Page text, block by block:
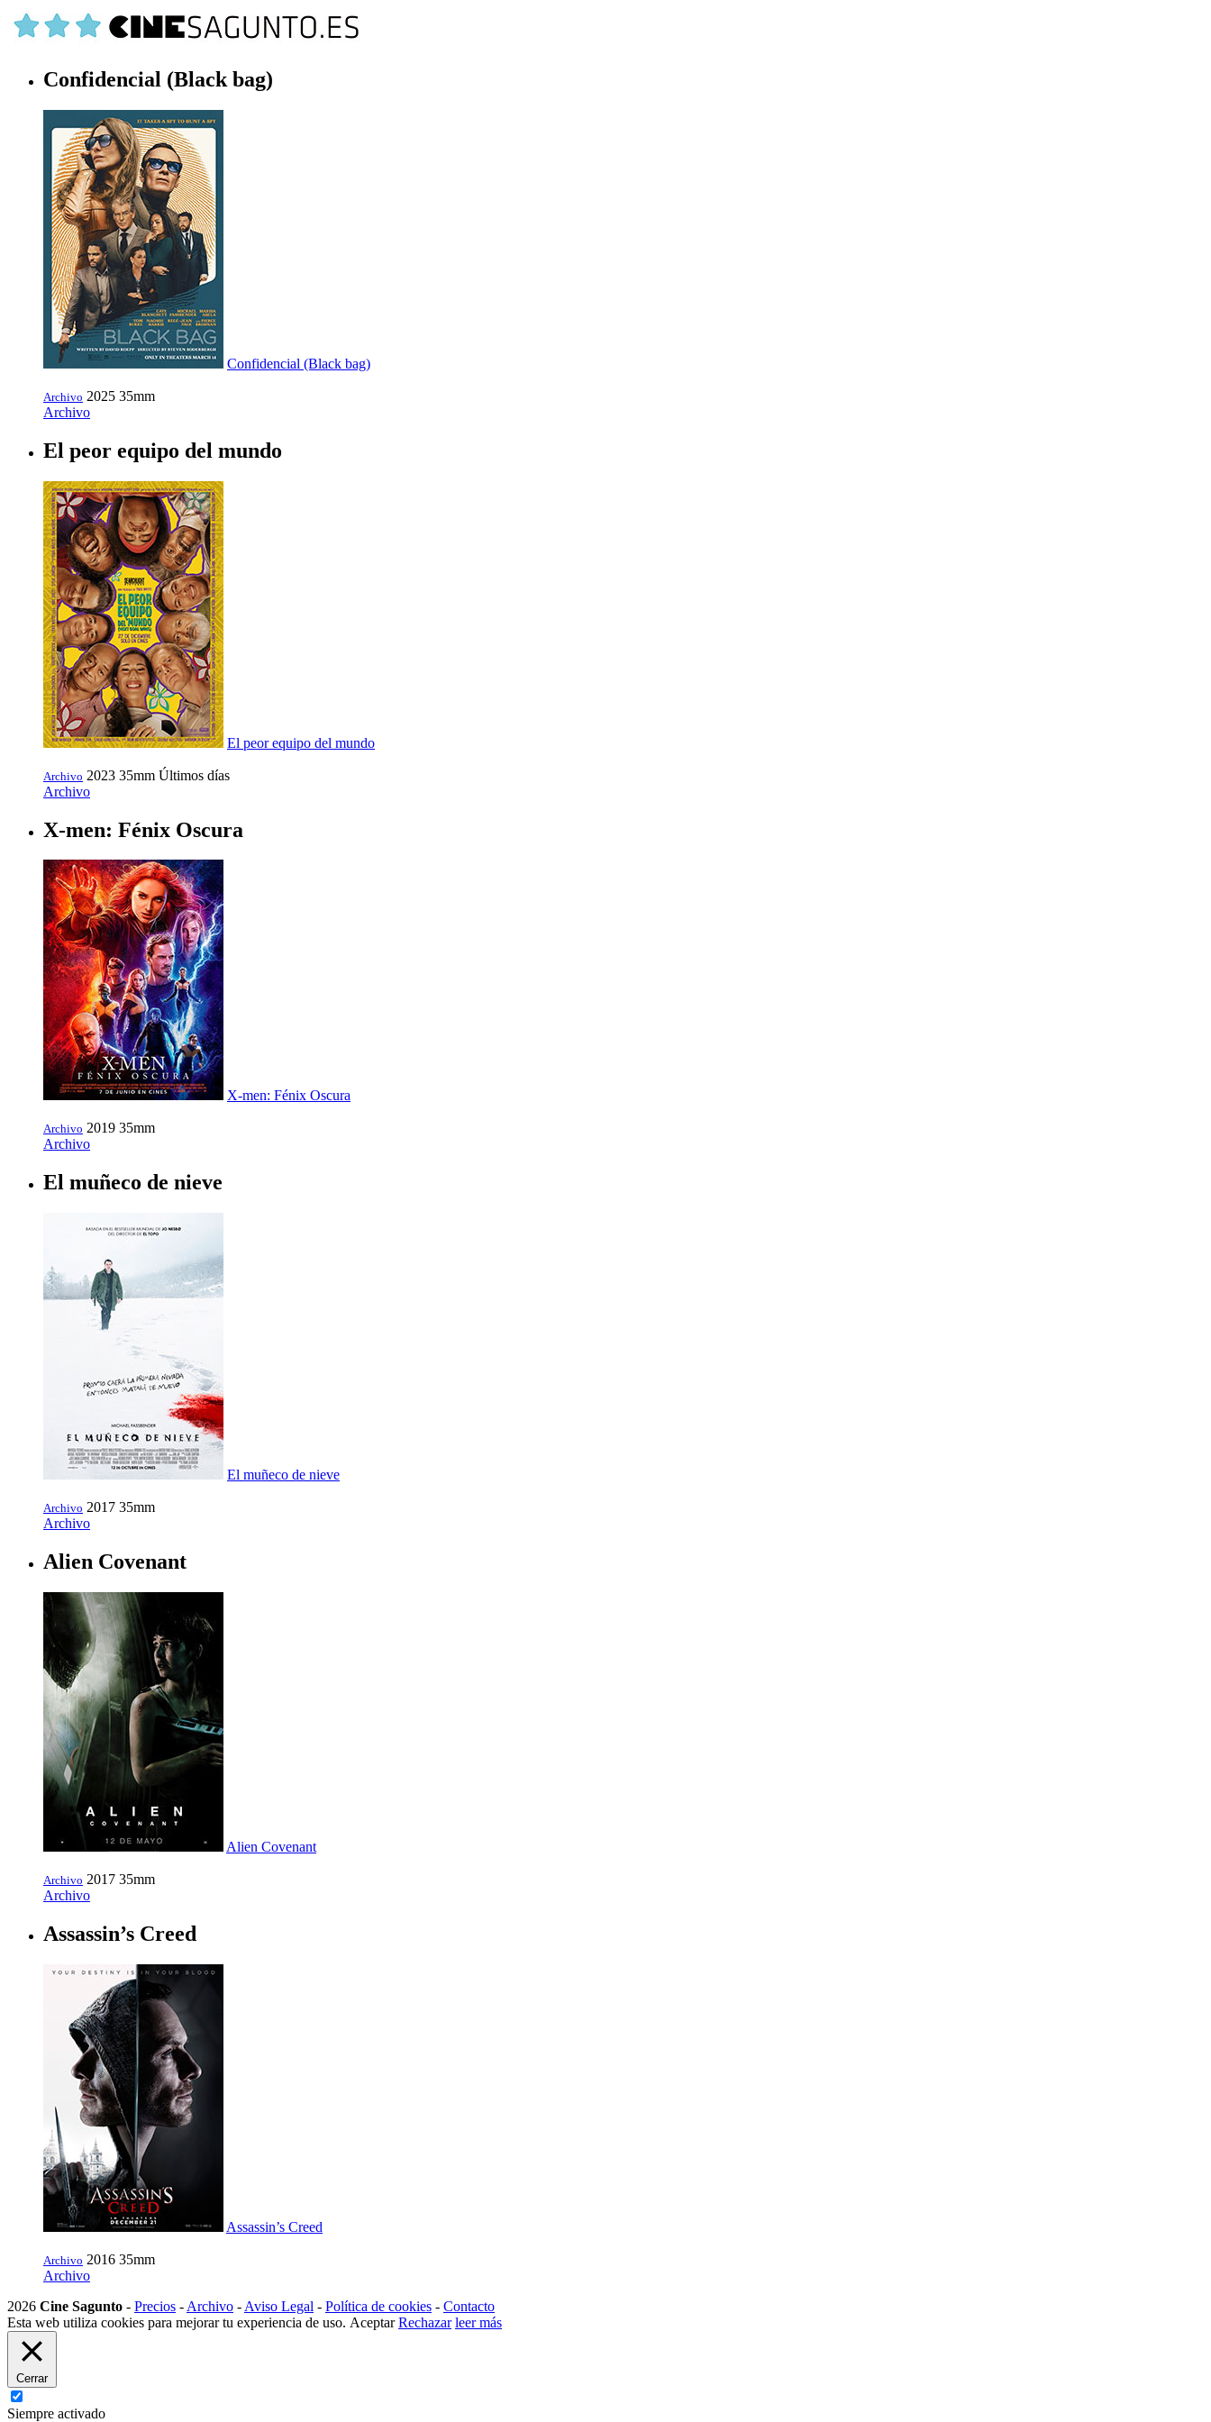
Confidencial (Black bag)
Confidencial (Black bag)
Archivo 2025 35mm
Archivo
El peor equipo del mundo
El peor equipo del mundo
Archivo 2023 35mm Últimos días
Archivo
X-men: Fénix Oscura
X-men: Fénix Oscura
Archivo 2019 35mm
Archivo
El muñeco de nieve
El muñeco de nieve
Archivo 2017 35mm
Archivo
Alien Covenant
Alien Covenant
Archivo 2017 35mm
Archivo
Assassin’s Creed
Assassin’s Creed
Archivo 2016 35mm
Archivo
2026 Cine Sagunto - Precios - Archivo - Aviso Legal - Política de cookies - Contacto
Esta web utiliza cookies para mejorar tu experiencia de uso. Aceptar Rechazar leer más
Cerrar
Siempre activado